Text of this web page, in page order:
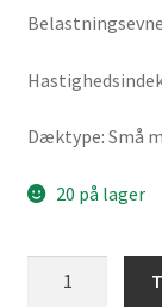
Dæktype: Små
20 på lager